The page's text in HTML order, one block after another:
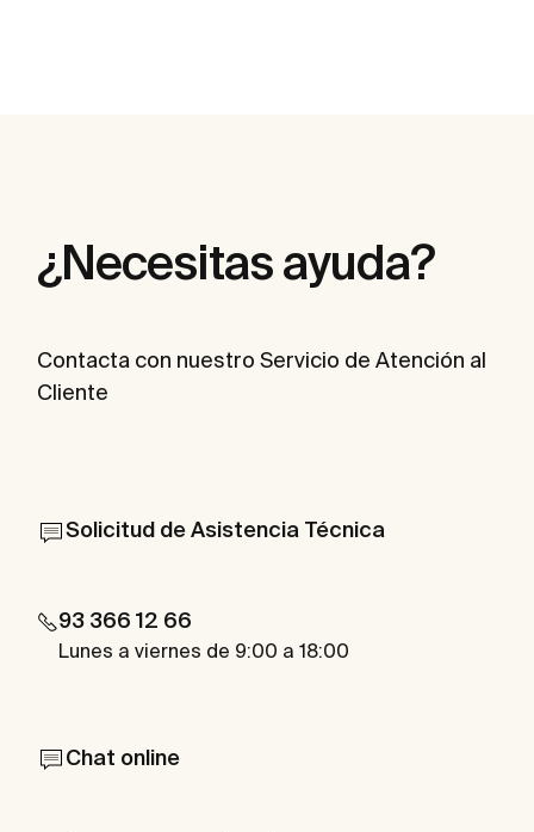
¿Necesitas ayuda?
Contacta con nuestro Servicio de Atención al
Cliente
Solicitud de Asistencia Técnica
93 366 12 66
Lunes a viernes de 9:00 a 18:00
Chat online